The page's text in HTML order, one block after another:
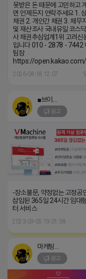
못받은 돈 때문에 고민하고
면 언제든지 연락주세요 1.
채권 2. 개인간 채권 3. 채무
및 재산조사 국내유일 코스
사 채권추심업계1위 고려신
입니다 010 - 2878 - 7442
팀장
https://
2026-04-18 12:07
광고
-장소불문, 약정없는 고정공
삽입된 365일 24시간 임대
터 서비스
2023-09-05 19:01:58
광고